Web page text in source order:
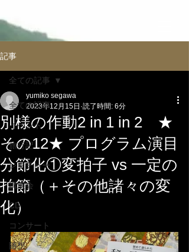
記事
全ての記事
イべント
旅行記
レクチャー
講演会
CD
コンサート
随想
全ての記事
別様の作動2 in 1 in 2 ★
その12★ プログラム演目
分節化①変拍子 vs 一定の
拍節（＋その他諸々の変
化）
yumiko segawa
2023年12月15日 読了時間: 6分